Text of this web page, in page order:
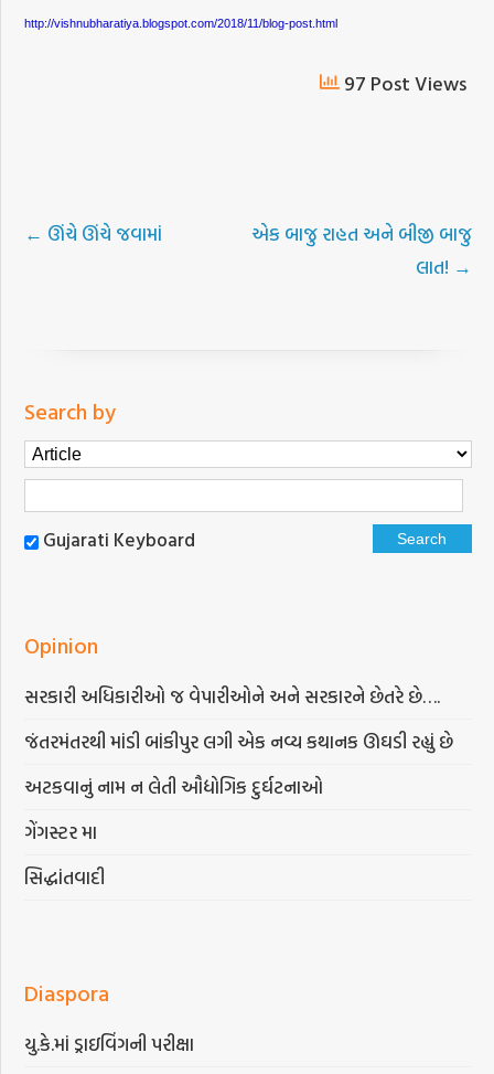
http://vishnubharatiya.blogspot.com/2018/11/blog-post.html
97 Post Views
← ઊંચે ઊંચે જવામાં
એક બાજુ રાહત અને બીજી બાજુ
લાત! →
Search by
Gujarati Keyboard
Opinion
સરકારી અધિકારીઓ જ વેપારીઓને અને સરકારને છેતરે છે….
જંતરમંતરથી માંડી બાંકીપુર લગી એક નવ્ય કથાનક ઊઘડી રહ્યું છે
અટકવાનું નામ ન લેતી ઔદ્યોગિક દુર્ઘટનાઓ
ગેંગસ્ટર મા
સિદ્ધાંતવાદી
Diaspora
યુ.કે.માં ડ્રાઇવિંગની પરીક્ષા